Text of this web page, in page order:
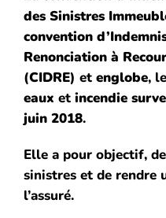
des Sinistres
convention
Renonciation à
(CIDRE) et englobe,
eaux et incendie
juin 2018.
Elle a pour objectif,
sinistres et de rendre
l’assuré.